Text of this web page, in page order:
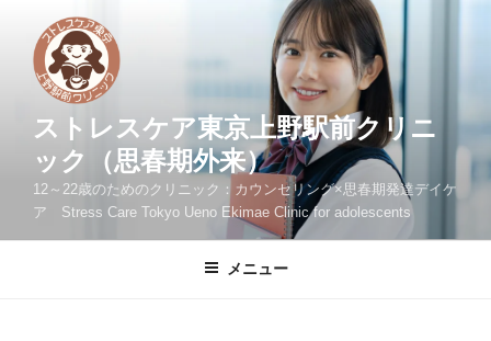
ストレスケア東京上野駅前クリニ
ック（思春期外来）
12～22歳のためのクリニック：カウンセリング×思春期発達デイケ
ア Stress Care Tokyo Ueno Ekimae Clinic for adolescents
メニュー